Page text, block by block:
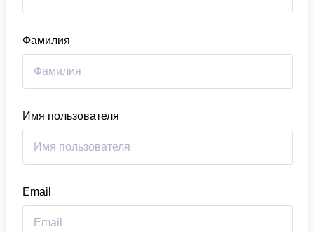
Фамилия
Имя пользователя
Email